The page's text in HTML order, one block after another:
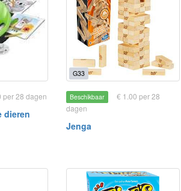
per 28 dagen
dieren
G33
Beschikbaar
€ 1.00 per 28
dagen
Jenga